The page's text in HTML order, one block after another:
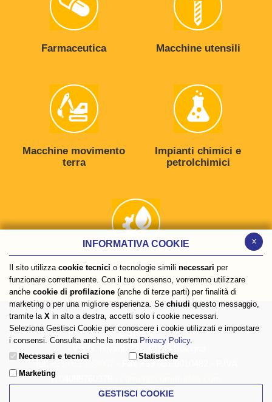
Farmaceutica Macchine utensili
Macchine movimento
terra
Impianti chimici e
petrolchimici
Impianti oleodinamici
COMER
- Via G. Rivani, 33 - 40138 Bologna
- Fax +39 051 6010482 - P.IVA
IT04088760378 -
x
INFORMATIVA COOKIE
Il sito utilizza cookie tecnici o tecnologie simili necessari per
funzionare correttamente. Con il tuo consenso, vorremmo utilizzare
anche cookie di profilazione (anche di terze parti) per finalità di
marketing o per una migliore esperienza. Se chiudi questo messaggio,
tramite la X in alto a destra, accetti solo i cookie necessari.
Seleziona Gestisci Cookie per conoscere i cookie utilizzati e impostare
i consensi. Consulta anche la nostra Privacy Policy.
Necessari e tecnici
Statistiche
Marketing
GESTISCI COOKIE